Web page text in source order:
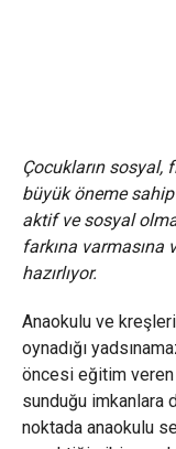
Çocukların sosyal,
büyük öneme
aktif ve sosyal
farkına
hazırlıyor.
Anaokulu ve
oynadığı
öncesi eğitim veren
sunduğu imkanlara
noktada anaokulu